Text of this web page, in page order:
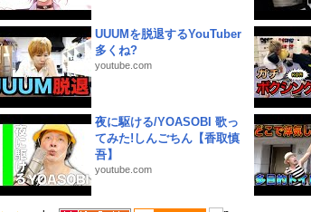
UUUMを脱退するYouTuber
多くね?
youtube.com
夜に駆ける/YOASOBI 歌っ
てみた!しんごちん【香取慎
吾】
youtube.com